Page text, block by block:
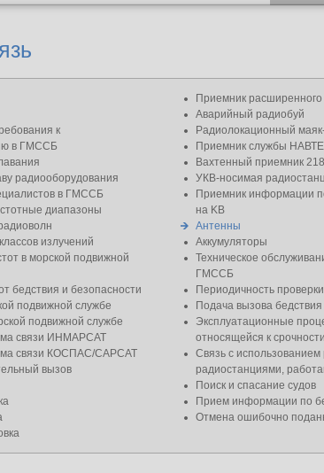
к
в ГМССБ
радиооборудования
в ГМССБ
диапазоны
излучений
в морской подвижной
бедствия и безопасности
подвижной службе
подвижной службе
связи ИНМАРСАТ
связи КОСПАС/САРСАТ
вызов
Приемник расширенного
Аварийный радиобуй
Радиолокационный
Приемник службы
Вахтенный приемник
УКВ-носимая
Приемник информации
на KB
Антенны
Аккумуляторы
Техническое
ГМССБ
Периодичность
Подача вызова
Эксплуатационные
относящейся к
Связь с
радиостанциями,
Поиск и спасание судов
Прием информации по
Отмена ошибочно